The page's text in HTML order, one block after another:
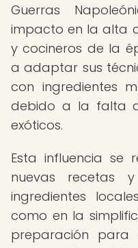
Guerras
impacto en la alta
y cocineros de la
a adaptar sus
con ingredientes
debido a la falta
exóticos.
Esta influencia se
nuevas recetas
ingredientes
como en la
preparación para